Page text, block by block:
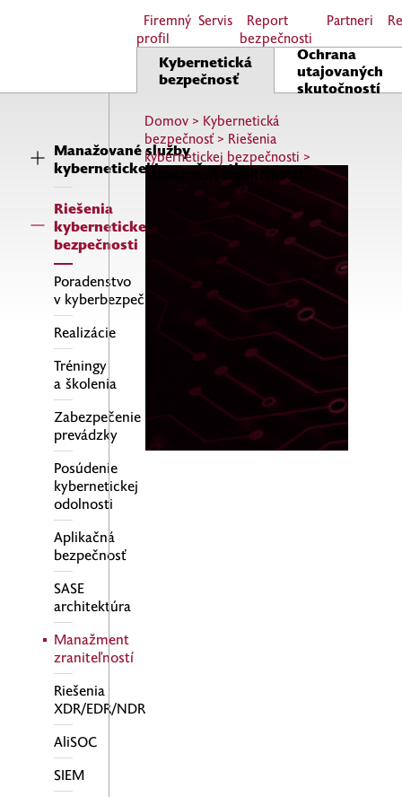
Firemný
profil
Servis
Report
bezpečnosti
Partneri
Kybernetická
bezpečnosť
Ochrana
utajovaných
skutočností
Domov> Kybernetická
bezpečnosť> Riešenia
kybernetickej bezpečnosti >
Manažment zraniteľností
Manažované služby
kybernetickej bezpečnosti
Riešenia
kybernetickej
bezpečnosti
Poradenstvo
v kyberbezpečnosti
Realizácie
Tréningy
a školenia
Zabezpečenie
prevádzky
Posúdenie
kybernetickej
odolnosti
Aplikačná
bezpečnosť
SASE
architektúra
Manažment
zraniteľností
Riešenia
XDR/EDR/NDR
AliSOC
SIEM